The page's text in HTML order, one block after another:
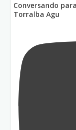
Conversando
Torralba Agu